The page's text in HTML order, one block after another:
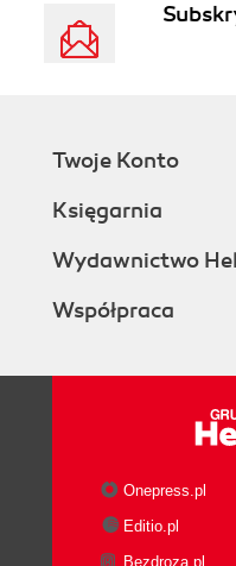
Twoje Konto
Księgarnia
Wydawnictwo
Współpraca
Onepress.pl
Editio.pl
Bezdroza.pl